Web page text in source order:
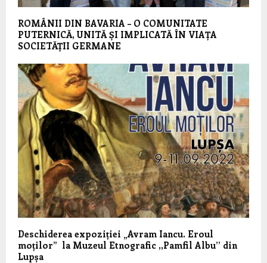
ROMÂNII DIN BAVARIA – O COMUNITATE
PUTERNICĂ, UNITĂ ȘI IMPLICATĂ ÎN VIAȚA
SOCIETĂȚII GERMANE
Deschiderea expoziției „Avram Iancu. Eroul
moților” la Muzeul Etnografic ,,Pamfil Albu’’ din
Lupșa